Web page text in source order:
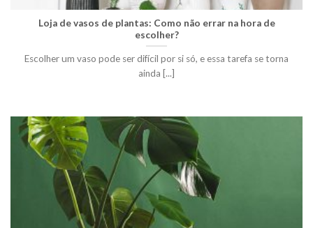
Loja de vasos de plantas: Como não errar na hora de
escolher?
Escolher um vaso pode ser difícil por si só, e essa tarefa se torna
ainda [...]